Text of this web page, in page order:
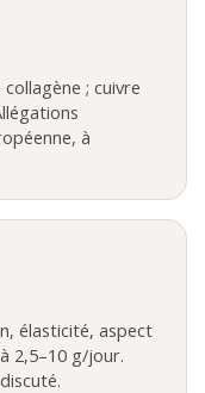
; cuivre
à
élasticité, aspect
2,5–10 g/jour.